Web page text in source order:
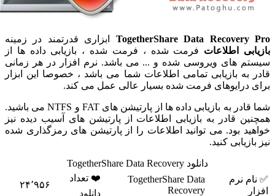
TogetherShare Dataابزاری قدرتمند در زمینه
فرمت شده ، فرمت شده ، بازیابی داده ها از
ویروسی شده و ... می باشد. نرم افزار در هر زمانی
بازیابی تمامی اطلاعات شما می باشد ، خصوصا این ابزار
فرمت شده بسیار عالی عمل می کند.
شما قادر به بازیابی داده ها از پارتیشن های FAT و NTFS می باشید.
به بازیابی اطلاعات از پارتیشن های آسیب دیده نیز
می توانید اطلاعات را از پارتیشن های رمزگذاری شده
کنید.
TogetherShare Data
Recovery
❤️ تعداد
۲۴٬۹۵۶